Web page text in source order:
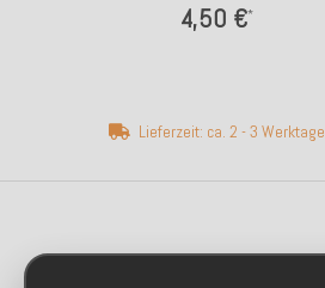
4,50 €*
Lieferzeit: ca. 2 - 3 Werktage